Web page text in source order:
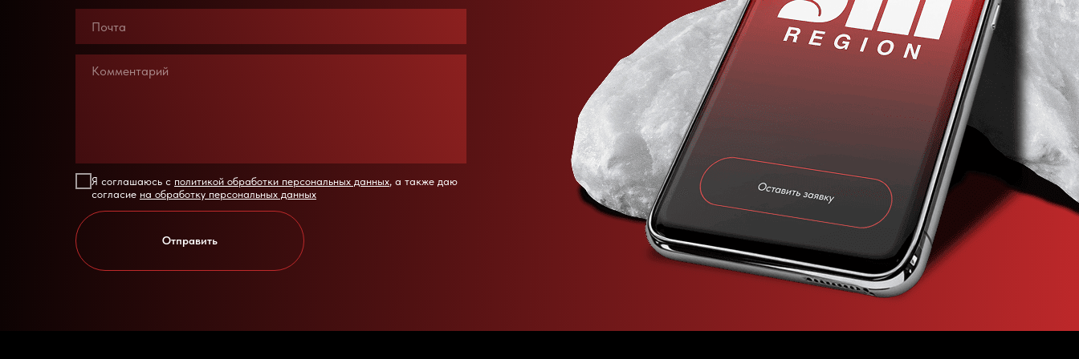
Я соглашаюсь с политикой обработки персональных данных, а также даю
согласие на обработку персональных данных
Отправить